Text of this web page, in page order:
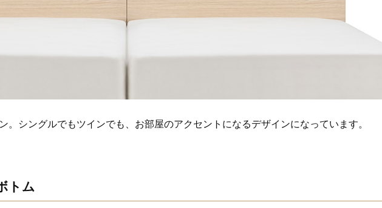
。シングルでもツインでも、お部屋のアクセントになるデザインになっています。
トム